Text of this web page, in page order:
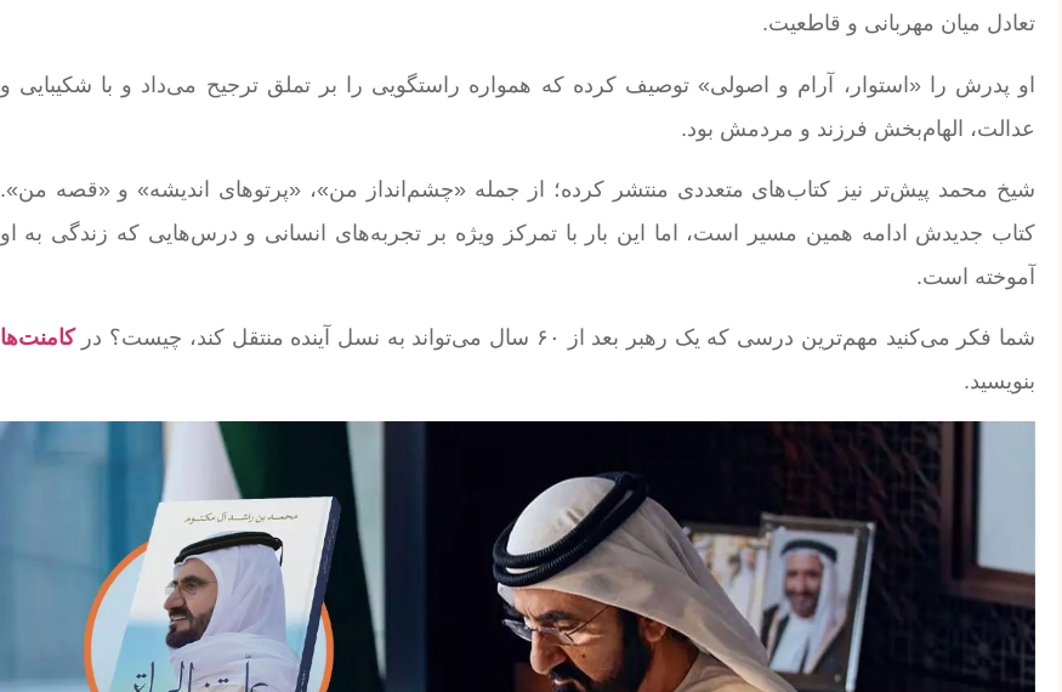
تعادل میان مهربانی و قاطعیت.
او پدرش را «استوار، آرام و اصولی» توصیف کرده که همواره راستگویی را بر تملق ترجیح می‌داد و با شکیبایی و
عدالت، الهام‌بخش فرزند و مردمش بود.
شیخ محمد پیش‌تر نیز کتاب‌های متعددی منتشر کرده؛ از جمله «چشم‌انداز من»، «پرتوهای اندیشه» و «قصه من».
کتاب جدیدش ادامه همین مسیر است، اما این بار با تمرکز ویژه بر تجربه‌های انسانی و درس‌هایی که زندگی به او
آموخته است.
شما فکر می‌کنید مهم‌ترین درسی که یک رهبر بعد از ۶۰ سال می‌تواند به نسل آینده منتقل کند، چیست؟ در
کامنت‌ها
بنویسید.